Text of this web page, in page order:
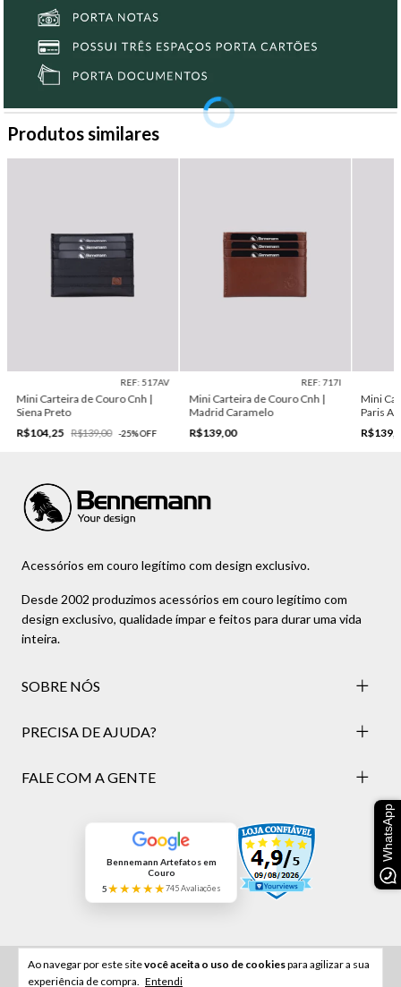
Ao navegar por este sitevocê aceita o uso de cookiespara agilizar a sua
experiência de compra. Entendi
Produtos similares
REF: 517AV
Mini Carteira de Couro Cnh |
Siena Preto
R$104,25
R$139,00 -25%OFF
REF: 717I
Mini Carteira de Couro Cnh |
Madrid Caramelo
R$139,00
Mini
Paris
WhatsApp
Acessórios em couro legítimo com design exclusivo.
Desde 2002 produzimos acessórios em couro legítimo com
design exclusivo, qualidade ímpar e feitos para durar uma vida
inteira.
SOBRE NÓS
PRECISA DE AJUDA?
FALE COM A GENTE
Bennemann Artefatos em
Couro
5★★★★★745 Avaliações
Feito com 🖤 pela